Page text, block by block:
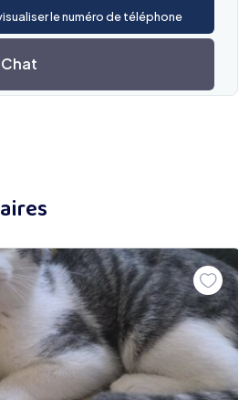
le numéro de téléphone